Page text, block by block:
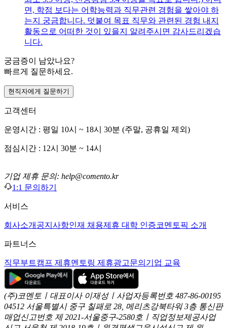
면, 학점 보다는 어학능력과 직무관련 경험을 쌓아야 하
는지 궁금합니다. 덧붙여 목표 직무와 관련된 경험 내지
활동으로 어떠한 것이 있을지 알려주시면 감사드리겠습
니다.
궁금증이 남았나요?
빠르게 질문하세요.
현직자에게 질문하기
고객센터
운영시간 : 평일 10시 ~ 18시 30분 (주말, 공휴일 제외)
점심시간 : 12시 30분 ~ 14시
기업 제휴 문의: help@comento.kr
1:1 문의하기
서비스
회사소개 공지사항인재 채용제휴 대학 인증코멘토픽 소개
파트너스
직무부트캠프 제휴멘토링 제휴광고문의 기업 교육
(주)코멘토ㅣ대표이사 이재성ㅣ사업자등록번호 487-86-00195
04512 서울특별시 중구 칠패로 28, 메리츠강북타워 3층 통신판
매업신고번호 제 2021-서울중구-2580호ㅣ직업정보제공사업